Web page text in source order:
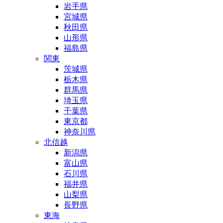
岩手県
宮城県
秋田県
山形県
福島県
関東
茨城県
栃木県
群馬県
埼玉県
千葉県
東京都
神奈川県
北信越
新潟県
富山県
石川県
福井県
山梨県
長野県
東海